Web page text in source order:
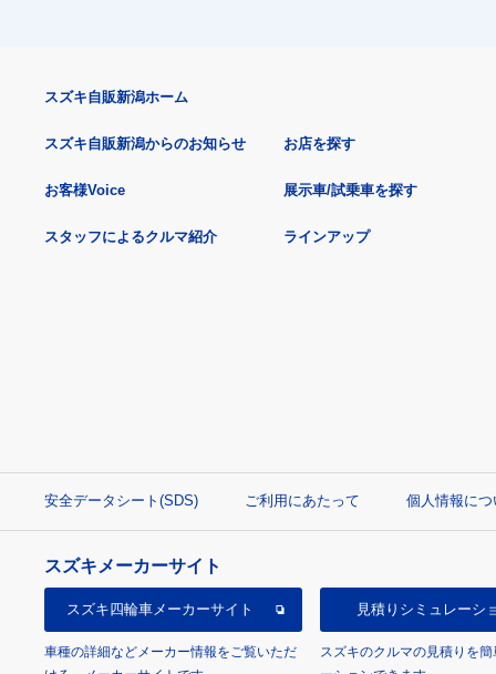
スズキ自販新潟ホーム
スズキ自販新潟からのお知らせ
お客様Voice
スタッフによるクルマ紹介
お店を探す
展示車/試乗車を探す
ラインアップ
安全データシート(SDS) ご利用にあたって 個人情報につ
スズキメーカーサイト
スズキ四輪車メーカーサイト
車種の詳細などメーカー情報をご覧いただ
見積り シミュレーシ
スズキのクルマの見積りを